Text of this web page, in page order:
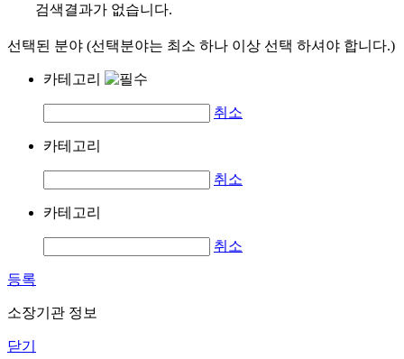
검색결과가 없습니다.
선택된 분야 (선택분야는 최소 하나 이상 선택 하셔야 합니다.)
카테고리
취소
카테고리
취소
카테고리
취소
등록
소장기관 정보
닫기